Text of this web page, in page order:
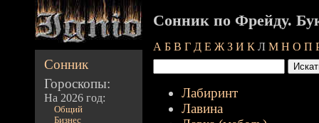
Сонник
Гороскопы:
На 2026 год:
Общий
Бизнес
Сонник по Фрейду.
А Б В Г Д Е Ж З И К Л М Н О П
Лабиринт
Лавина